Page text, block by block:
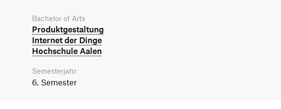
Bachelor of Arts
Produkt­gestaltung
Internet der Dinge
Hochschule Aalen
Semesterjahr
6. Semester